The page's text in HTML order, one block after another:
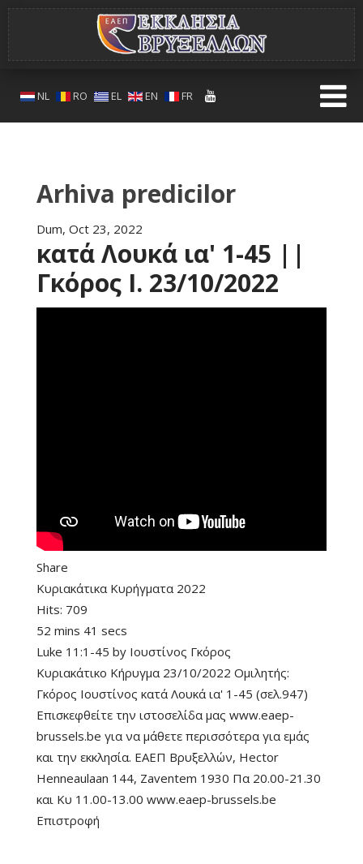
NL RO EL EN FR
Arhiva predicilor
Dum, Oct 23, 2022
κατά Λουκά ια' 1-45 ||
Γκόρος Ι. 23/10/2022
Share
Κυριακάτικα Κυρήγματα 2022
Hits: 709
52 mins 41 secs
Luke 11:1-45 by Ιουστίνος Γκόρος
Κυριακάτικο Κήρυγμα 23/10/2022 Ομιλητής:
Γκόρος Ιουστίνος κατά Λουκά ια' 1-45 (σελ.947)
Επισκεφθείτε την ιστοσελίδα μας www.eaep-
brussels.be για να μάθετε περισσότερα για εμάς
και την εκκλησία. ΕΑΕΠ Βρυξελλών, Hector
Henneaulaan 144, Zaventem 1930 Πα 20.00-21.30
και Κυ 11.00-13.00 www.eaep-brussels.be
Επιστροφή